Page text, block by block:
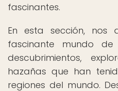
fascinantes.
En esta sección, nos
fascinante mundo
descubrimientos,
hazañas que han
regiones del mundo.